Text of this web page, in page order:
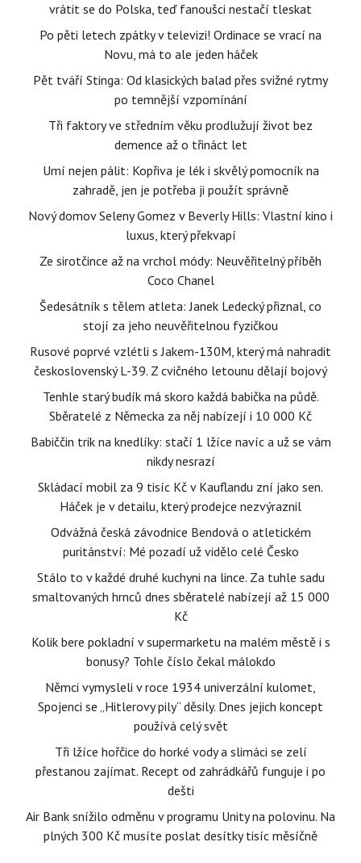
vrátit se do Polska, teď fanoušci nestačí tleskat
Po pěti letech zpátky v televizi! Ordinace se vrací na
Novu, má to ale jeden háček
Pět tváří Stinga: Od klasických balad přes svižné rytmy
po temnější vzpomínání
Tři faktory ve středním věku prodlužují život bez
demence až o třináct let
Umí nejen pálit: Kopřiva je lék i skvělý pomocník na
zahradě, jen je potřeba ji použít správně
Nový domov Seleny Gomez v Beverly Hills: Vlastní kino i
luxus, který překvapí
Ze sirotčince až na vrchol módy: Neuvěřitelný příběh
Coco Chanel
Šedesátník s tělem atleta: Janek Ledecký přiznal, co
stojí za jeho neuvěřitelnou fyzičkou
Rusové poprvé vzlétli s Jakem-130M, který má nahradit
československý L-39. Z cvičného letounu dělají bojový
Tenhle starý budík má skoro každá babička na půdě.
Sběratelé z Německa za něj nabízejí i 10 000 Kč
Babiččin trik na knedlíky: stačí 1 lžíce navíc a už se vám
nikdy nesrazí
Skládací mobil za 9 tisíc Kč v Kauflandu zní jako sen.
Háček je v detailu, který prodejce nezvýraznil
Odvážná česká závodnice Bendová o atletickém
puritánství: Mé pozadí už vidělo celé Česko
Stálo to v každé druhé kuchyni na lince. Za tuhle sadu
smaltovaných hrnců dnes sběratelé nabízejí až 15 000
Kč
Kolik bere pokladní v supermarketu na malém městě i s
bonusy? Tohle číslo čekal málokdo
Němci vymysleli v roce 1934 univerzální kulomet,
Spojenci se „Hitlerovy pily“ děsily. Dnes jejich koncept
používá celý svět
Tři lžíce hořčice do horké vody a slimáci se zelí
přestanou zajímat. Recept od zahrádkářů funguje i po
dešti
Air Bank snížilo odměnu v programu Unity na polovinu. Na
plných 300 Kč musíte poslat desítky tisíc měsíčně